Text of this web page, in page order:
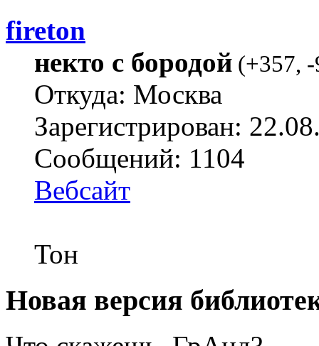
fireton
некто с бородой (+357,
Откуда: Москва
Зарегистрирован:
Сообщений: 1104
Вебсайт
Тон
Новая версия